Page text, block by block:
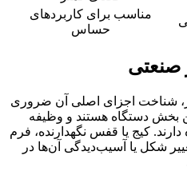
مناسب برای کاربردهای
حساس
صنعتی
شناخت اجزای اصلی آن ضروری
بخش دستگاه هستند و وظیفه
کیج یا قفس نگهدارنده، فرم
شکل یا آسیب‌دیدگی آن‌ها در